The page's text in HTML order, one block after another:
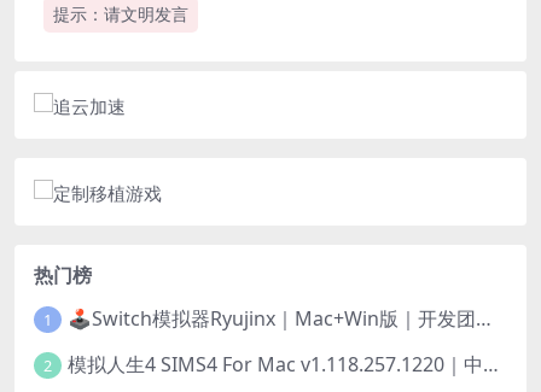
提示：请文明发言
热门榜
1 🕹️Switch模拟器Ryujinx｜Mac+Win版｜开发团队已解散此乃最后的绝唱版本
2 模拟人生4 SIMS4 For Mac v1.118.257.1220｜中文原生版｜无限金币｜全100DLC